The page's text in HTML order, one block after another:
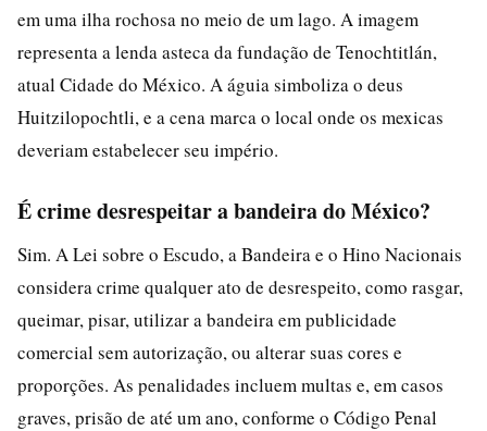
em uma ilha rochosa no meio de um lago. A imagem
representa a lenda asteca da fundação de Tenochtitlán,
atual Cidade do México. A águia simboliza o deus
Huitzilopochtli, e a cena marca o local onde os mexicas
deveriam estabelecer seu império.
É crime desrespeitar a bandeira do México?
Sim. A Lei sobre o Escudo, a Bandeira e o Hino Nacionais
considera crime qualquer ato de desrespeito, como rasgar,
queimar, pisar, utilizar a bandeira em publicidade
comercial sem autorização, ou alterar suas cores e
proporções. As penalidades incluem multas e, em casos
graves, prisão de até um ano, conforme o Código Penal